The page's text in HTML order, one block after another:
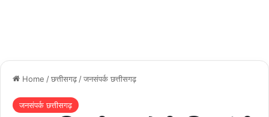
Home /छत्तीसगढ़ /जनसंपर्क छत्तीसगढ़
जनसंपर्क छत्तीसगढ़